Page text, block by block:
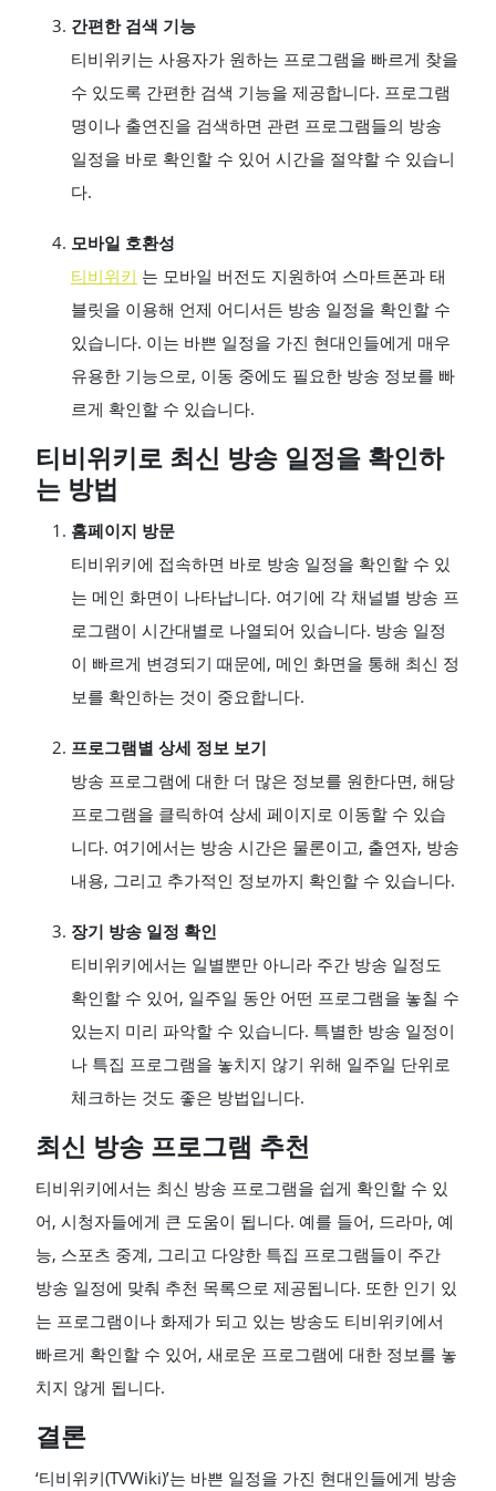
간편한 검색 기능
티비위키는 사용자가 원하는 프로그램을 빠르게 찾을
수 있도록 간편한 검색 기능을 제공합니다. 프로그램
명이나 출연진을 검색하면 관련 프로그램들의 방송
일정을 바로 확인할 수 있어 시간을 절약할 수 있습니
다.
모바일 호환성
티비위키 는 모바일 버전도 지원하여 스마트폰과 태
블릿을 이용해 언제 어디서든 방송 일정을 확인할 수
있습니다. 이는 바쁜 일정을 가진 현대인들에게 매우
유용한 기능으로, 이동 중에도 필요한 방송 정보를 빠
르게 확인할 수 있습니다.
티비위키로 최신 방송 일정을 확인하
는 방법
홈페이지 방문
티비위키에 접속하면 바로 방송 일정을 확인할 수 있
는 메인 화면이 나타납니다. 여기에 각 채널별 방송 프
로그램이 시간대별로 나열되어 있습니다. 방송 일정
이 빠르게 변경되기 때문에, 메인 화면을 통해 최신 정
보를 확인하는 것이 중요합니다.
프로그램별 상세 정보 보기
방송 프로그램에 대한 더 많은 정보를 원한다면, 해당
프로그램을 클릭하여 상세 페이지로 이동할 수 있습
니다. 여기에서는 방송 시간은 물론이고, 출연자, 방송
내용, 그리고 추가적인 정보까지 확인할 수 있습니다.
장기 방송 일정 확인
티비위키에서는 일별뿐만 아니라 주간 방송 일정도
확인할 수 있어, 일주일 동안 어떤 프로그램을 놓칠 수
있는지 미리 파악할 수 있습니다. 특별한 방송 일정이
나 특집 프로그램을 놓치지 않기 위해 일주일 단위로
체크하는 것도 좋은 방법입니다.
최신 방송 프로그램 추천
티비위키에서는 최신 방송 프로그램을 쉽게 확인할 수 있
어, 시청자들에게 큰 도움이 됩니다. 예를 들어, 드라마, 예
능, 스포츠 중계, 그리고 다양한 특집 프로그램들이 주간
방송 일정에 맞춰 추천 목록으로 제공됩니다. 또한 인기 있
는 프로그램이나 화제가 되고 있는 방송도 티비위키에서
빠르게 확인할 수 있어, 새로운 프로그램에 대한 정보를 놓
치지 않게 됩니다.
결론
‘티비위키(TVWiki)’는 바쁜 일정을 가진 현대인들에게 방송